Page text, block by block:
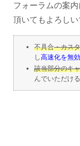
フォーラムの案
頂いてもよろし
不具合・カス
し高速化を無効
該当部分のキ
んでいただけ